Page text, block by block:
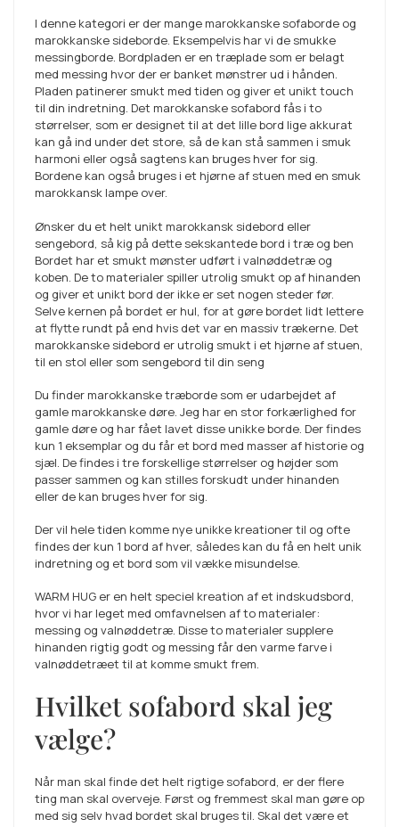
I denne kategori er der mange marokkanske sofaborde og
marokkanske sideborde. Eksempelvis har vi de smukke
messingborde. Bordpladen er en træplade som er belagt
med messing hvor der er banket mønstrer ud i hånden.
Pladen patinerer smukt med tiden og giver et unikt touch
til din indretning. Det marokkanske sofabord fås i to
størrelser, som er designet til at det lille bord lige akkurat
kan gå ind under det store, så de kan stå sammen i smuk
harmoni eller også sagtens kan bruges hver for sig.
Bordene kan også bruges i et hjørne af stuen med en smuk
marokkansk lampe over.
Ønsker du et helt unikt marokkansk sidebord eller
sengebord, så kig på dette sekskantede bord i træ og ben
Bordet har et smukt mønster udført i valnøddetræ og
koben. De to materialer spiller utrolig smukt op af hinanden
og giver et unikt bord der ikke er set nogen steder før.
Selve kernen på bordet er hul, for at gøre bordet lidt lettere
at flytte rundt på end hvis det var en massiv trækerne. Det
marokkanske sidebord er utrolig smukt i et hjørne af stuen,
til en stol eller som sengebord til din seng
Du finder marokkanske træborde som er udarbejdet af
gamle marokkanske døre. Jeg har en stor forkærlighed for
gamle døre og har fået lavet disse unikke borde. Der findes
kun 1 eksemplar og du får et bord med masser af historie og
sjæl. De findes i tre forskellige størrelser og højder som
passer sammen og kan stilles forskudt under hinanden
eller de kan bruges hver for sig.
Der vil hele tiden komme nye unikke kreationer til og ofte
findes der kun 1 bord af hver, således kan du få en helt unik
indretning og et bord som vil vække misundelse.
WARM HUG er en helt speciel kreation af et indskudsbord,
hvor vi har leget med omfavnelsen af to materialer:
messing og valnøddetræ. Disse to materialer supplere
hinanden rigtig godt og messing får den varme farve i
valnøddetræet til at komme smukt frem.
Hvilket sofabord skal jeg
vælge?
Når man skal finde det helt rigtige sofabord, er der flere
ting man skal overveje. Først og fremmest skal man gøre op
med sig selv hvad bordet skal bruges til. Skal det være et